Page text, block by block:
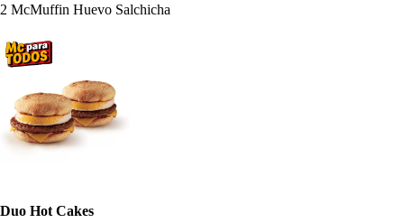
2 McMuffin Huevo Salchicha
Duo Hot Cakes